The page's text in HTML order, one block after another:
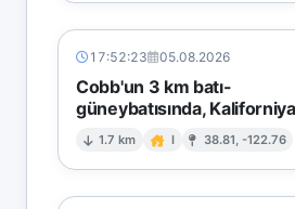
17:52:23 05.08.2026
Cobb'un 3 km batı-
güneybatısında, Kaliforniya
1.7 km I 38.81, -122.76